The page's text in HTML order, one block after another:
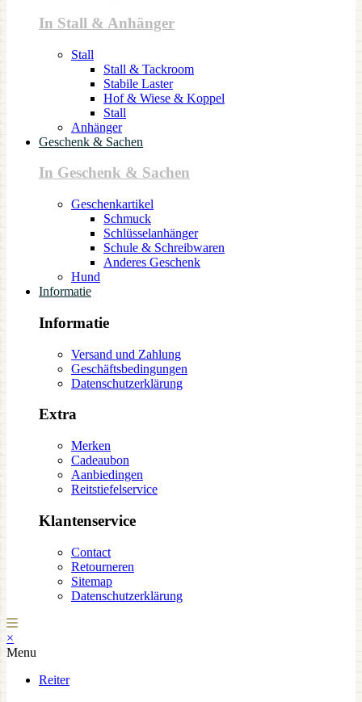
In Stall & Anhänger
Stall
Stall & Tackroom
Stabile Laster
Hof & Wiese & Koppel
Stall
Anhänger
Geschenk & Sachen
In Geschenk & Sachen
Geschenkartikel
Schmuck
Schlüsselanhänger
Schule & Schreibwaren
Anderes Geschenk
Hund
Informatie
Informatie
Versand und Zahlung
Geschäftsbedingungen
Datenschutzerklärung
Extra
Merken
Cadeaubon
Aanbiedingen
Reitstiefelservice
Klantenservice
Contact
Retourneren
Sitemap
Datenschutzerklärung
×
Menu
Reiter